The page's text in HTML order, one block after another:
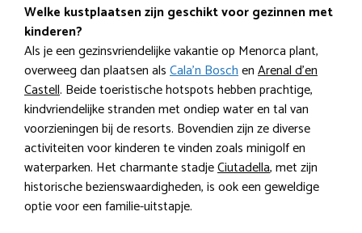
Welke kustplaatsen zijn geschikt voor gezinnen met
kinderen?
Als je een gezinsvriendelijke vakantie op Menorca plant,
overweeg dan plaatsen alsCala’n BoschenArenal d’en
Castell. Beide toeristische hotspots hebben prachtige,
kindvriendelijke stranden met ondiep water en tal van
voorzieningen bij de resorts. Bovendien zijn ze diverse
activiteiten voor kinderen te vinden zoals minigolf en
waterparken. Het charmante stadjeCiutadella, met zijn
historische bezienswaardigheden, is ook een geweldige
optie voor een familie-uitstapje.